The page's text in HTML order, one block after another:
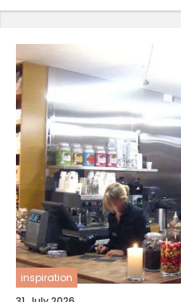
inspiration